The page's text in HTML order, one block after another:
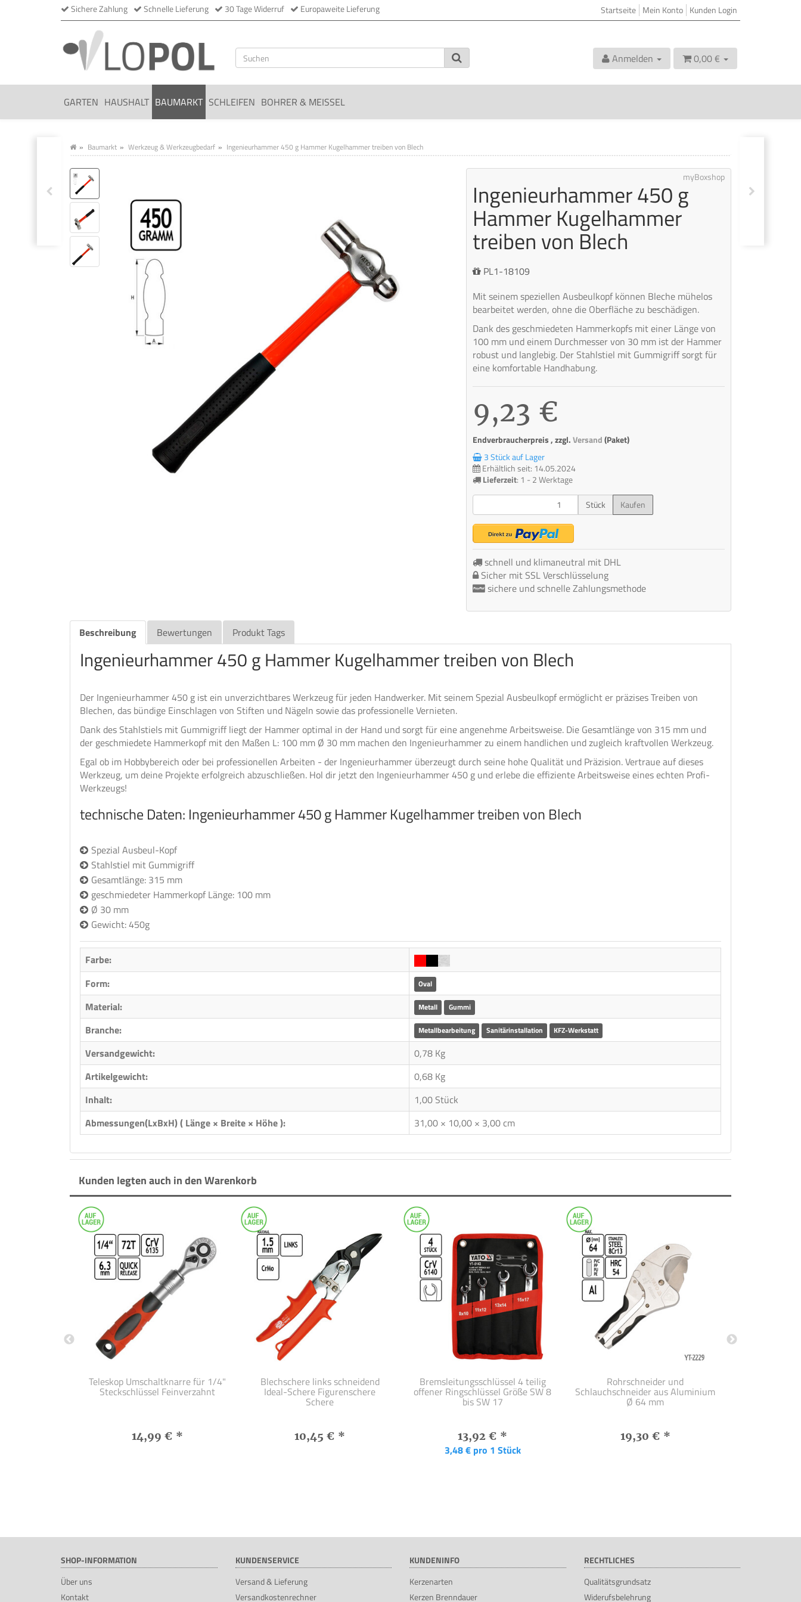
Sichere Zahlung Schnelle Lieferung 30 Tage Widerruf Europaweite Lieferung Startseite Mein Konto Kunden Login
Anmelden 0,00 €
GARTEN HAUSHALT BAUMARKT SCHLEIFEN BOHRER & MEISSEL
Baumarkt Werkzeug & Werkzeugbedarf Ingenieurhammer 450 g Hammer Kugelhammer treiben von Blech
myBoxshop
Ingenieurhammer 450 g
Hammer Kugelhammer
treiben von Blech
PL1-18109
Mit seinem speziellen Ausbeulkopf können Bleche mühelos
bearbeitet werden, ohne die Oberfläche zu beschädigen.
Dank des geschmiedeten Hammerkopfs mit einer Länge von
100 mm und einem Durchmesser von 30 mm ist der Hammer
robust und langlebig. Der Stahlstiel mit Gummigriff sorgt für
eine komfortable Handhabung.
9,23 €
Endverbraucherpreis , zzgl.Versand(Paket)
3 Stück auf Lager
Erhältlich seit: 14.05.2024
Lieferzeit: 1 - 2 Werktage
Stück Kaufen
schnell und klimaneutral mit DHL
Sicher mit SSL Verschlüsselung
sichere und schnelle Zahlungsmethode
Beschreibung Bewertungen Produkt Tags
Ingenieurhammer 450 g Hammer Kugelhammer treiben von Blech
Der Ingenieurhammer 450 g ist ein unverzichtbares Werkzeug für jeden Handwerker. Mit seinem Spezial Ausbeulkopf ermöglicht er präzises Treiben von
Blechen, das bündige Einschlagen von Stiften und Nägeln sowie das professionelle Vernieten.
Dank des Stahlstiels mit Gummigriff liegt der Hammer optimal in der Hand und sorgt für eine angenehme Arbeitsweise. Die Gesamtlänge von 315 mm und
der geschmiedete Hammerkopf mit den Maßen L: 100 mm Ø 30 mm machen den Ingenieurhammer zu einem handlichen und zugleich kraftvollen Werkzeug.
Egal ob im Hobbybereich oder bei professionellen Arbeiten - der Ingenieurhammer überzeugt durch seine hohe Qualität und Präzision. Vertraue auf dieses
Werkzeug, um deine Projekte erfolgreich abzuschließen. Hol dir jetzt den Ingenieurhammer 450 g und erlebe die effiziente Arbeitsweise eines echten Profi-
Werkzeugs!
technische Daten: Ingenieurhammer 450 g Hammer Kugelhammer treiben von Blech
Spezial Ausbeul-Kopf
Stahlstiel mit Gummigriff
Gesamtlänge: 315 mm
geschmiedeter Hammerkopf Länge: 100 mm
Ø 30 mm
Gewicht: 450g
Farbe:
Form:
Oval
Material: Metall Gummi
Branche: Metallbearbeitung Sanitärinstallation KFZ-Werkstatt
Versandgewicht:
0,78 Kg
Artikelgewicht:
0,68 Kg
Inhalt:
1,00 Stück
Abmessungen(LxBxH) ( Länge × Breite × Höhe ):
31,00 × 10,00 × 3,00 cm
Kunden legten auch in den Warenkorb
Teleskop Umschaltknarre für 1/4"
Steckschlüssel Feinverzahnt
14,99 € *
Blechschere links schneidend
Ideal-Schere Figurenschere
Schere
10,45 € *
Bremsleitungsschlüssel 4 teilig
offener Ringschlüssel Größe SW 8
bis SW 17
13,92 € *
3,48 € pro 1 Stück
Rohrschneider und
Schlauchschneider aus Aluminium
Ø 64 mm
19,30 € *
SHOP-INFORMATION
Über uns
Kontakt
KUNDENSERVICE
Versand & Lieferung
Versandkostenrechner
KUNDENINFO
Kerzenarten
Kerzen Brenndauer
RECHTLICHES
Qualitätsgrundsatz
Widerufsbelehrung